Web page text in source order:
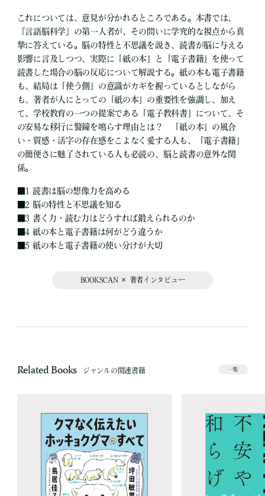
これについては、意見が分かれるところである。本書では、
『言語脳科学』の第一人者が、その問いに学究的な視点から真
摯に答えている。脳の特性と不思議を説き、読書が脳に与える
影響に言及しつつ、実際に「紙の本」と「電子書籍」を使って
読書した場合の脳の反応について解説する。紙の本も電子書籍
も、結局は「使う側」の意識がカギを握っているとしながら
も、著者が人にとっての「紙の本」の重要性を強調し、加え
て、学校教育の一つの提案である「電子教科書」について、そ
の安易な移行に警鐘を鳴らす理由とは？ 「紙の本」の風合
い・質感・活字の存在感をこよなく愛する人も、「電子書籍」
の簡便さに魅了されている人も必読の、脳と読書の意外な関
係。
1 読書は脳の想像力を高める
■2 脳の特性と不思議を知る
3 書く力・読む力はどうすれば鍛えられるのか
■4 紙の本と電子書籍は何がどう違うか
5 紙の本と電子書籍の使い分けが大切
BOOKSCAN × 著者インタビュー
Related Books ジャンルの関連書籍 一覧